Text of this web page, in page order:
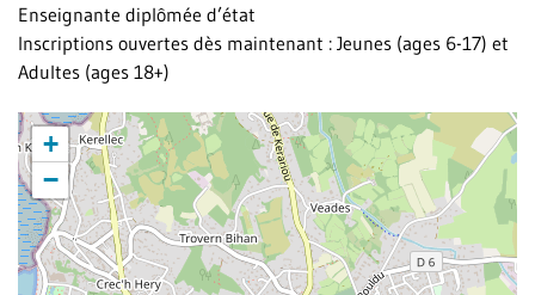
Enseignante diplômée d’état
Inscriptions ouvertes dès maintenant : Jeunes (ages 6-17) et
Adultes (ages 18+)
+
−